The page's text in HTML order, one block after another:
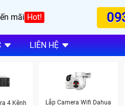
mãi Hot!
LIÊN HỆ
4 Kênh
Lắp Camera Wifi Dahua